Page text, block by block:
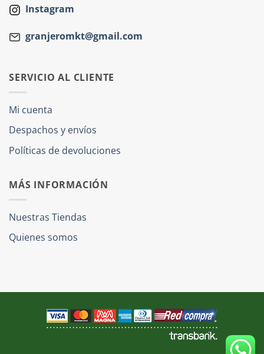
Instagram
granjeromkt@gmail.com
SERVICIO AL CLIENTE
Mi cuenta
Despachos y envíos
Políticas de devoluciones
MÁS INFORMACIÓN
Nuestras Tiendas
Quienes somos